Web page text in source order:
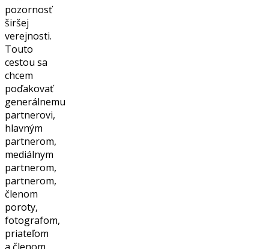
pozornosť
širšej
verejnosti.
Touto
cestou sa
chcem
poďakovať
generálnemu
partnerovi,
hlavným
partnerom,
mediálnym
partnerom,
partnerom,
členom
poroty,
fotografom,
priateľom